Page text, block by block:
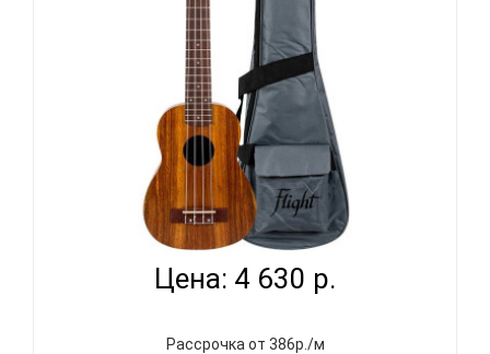
структура дерева на каждом инстр..
FLIGHT NUS200 NA - УКУЛЕЛЕ СОПРАНО
Цена: 4 630 р.
Рассрочка от 386р./м